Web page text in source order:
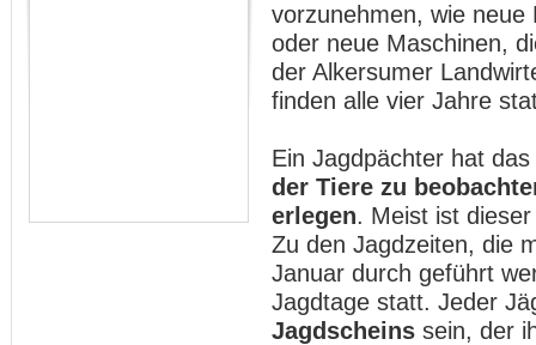
vorzunehmen, wie
oder neue Maschinen,
der Alkersumer
finden alle vier Jahre
Ein Jagdpächter hat
der Tiere zu
erlegen. Meist ist
Zu den Jagdzeiten, die
Januar durch geführt
Jagdtage statt. Jeder
Jagdscheins sein, der